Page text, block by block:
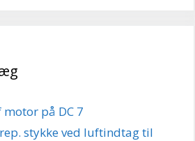
på DC 7
stykke ved luftindtag til